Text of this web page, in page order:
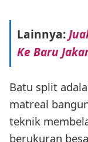
Lainnya:
Ke Baru
Batu split
matreal
teknik
berukuran